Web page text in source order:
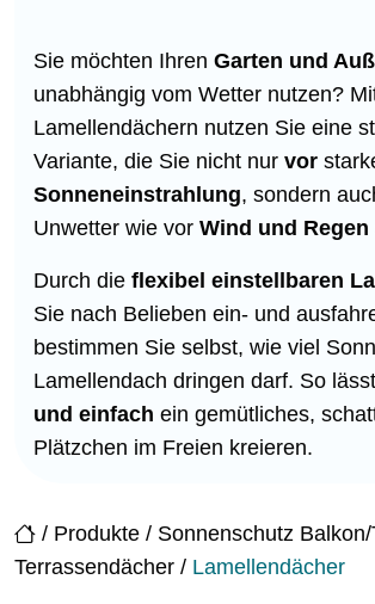
/ Produkte / Sonnenschutz
Terrassendächer / Lamellendächer
Sie möchten Ihren Garten und
unabhängig vom Wetter nutzen?
Lamellendächern nutzen Sie eine
Variante, die Sie nicht nur vor
Sonneneinstrahlung, sondern
Unwetter wie vor Wind und Regen
Durch die flexibel einstellbaren
Sie nach Belieben ein- und
bestimmen Sie selbst, wie viel
Lamellendach dringen darf. So
und einfach ein gemütliches,
Plätzchen im Freien kreieren.